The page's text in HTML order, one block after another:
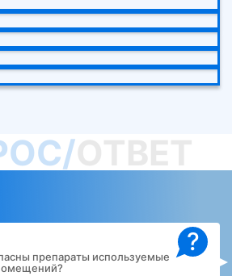
?
препараты используемые